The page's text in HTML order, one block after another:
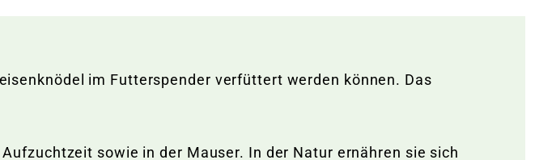
im Futterspender verfüttert werden können. Das
sowie in der Mauser. In der Natur ernähren sie sich